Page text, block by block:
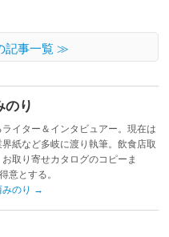
記事一覧 ≫
のり
イター＆インタビュアー。現在は
紙など多岐に渡り執筆。飲食店取
取り寄せカタログのコピーま
意とする。
のり →